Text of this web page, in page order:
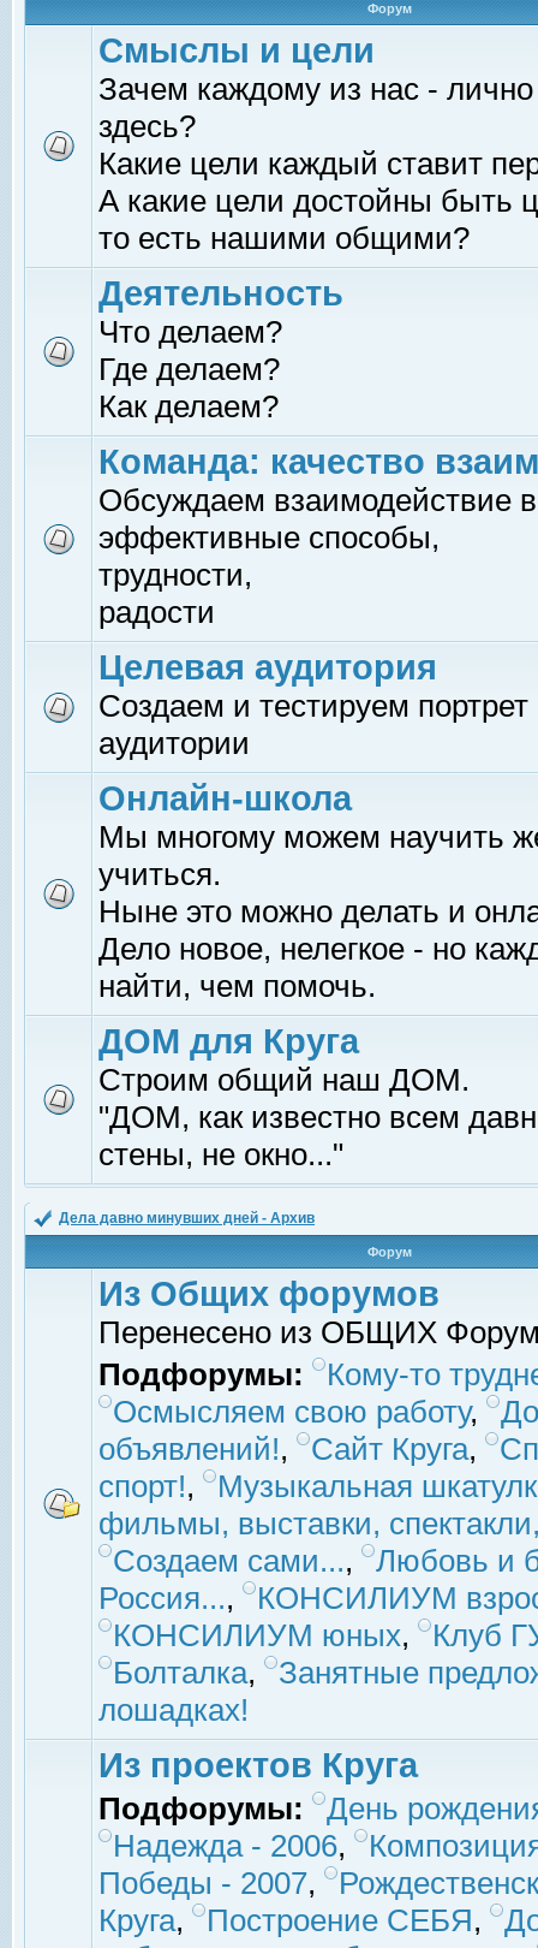
Форум
Смыслы и цели
Зачем каждому из нас -
здесь?
Какие цели каждый ставит
А какие цели достойны быть
то есть нашими общими?
Деятельность
Что делаем?
Где делаем?
Как делаем?
Команда: качество
Обсуждаем взаимодействие
эффективные способы,
трудности,
радости
Целевая аудитория
Создаем и тестируем
аудитории
Онлайн-школа
Мы многому можем научить
учиться.
Ныне это можно делать и
Дело новое, нелегкое - но
найти, чем помочь.
ДОМ для Круга
Строим общий наш ДОМ.
"ДОМ, как известно всем
стены, не окно..."
Дела давно минувших дней - Архив
Форум
Из Общих форумов
Перенесено из ОБЩИХ
Подфорумы:
Кому-то
Осмысляем свою работу,
объявлений!, Сайт Круга,
спорт!,
Музыкальная
фильмы, выставки,
Создаем сами...,
Любовь и
Россия...,
КОНСИЛИУМ
КОНСИЛИУМ юных,
Клуб
Болталка,
Занятные
лошадках!
Из проектов Круга
Подфорумы:
День
Надежда - 2006,
Победы - 2007,
Круга, Построение СЕБЯ,